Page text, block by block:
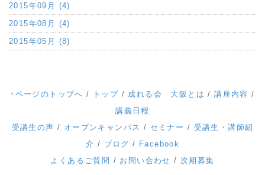
2015年09月 (4)
2015年08月 (4)
2015年05月 (8)
↑ページのトップへ / トップ / 成れる会 大阪とは /講座内容 /
講義日程
受講生の声 / オープンキャンパス / セミナー / 受講生・講師紹
介 / ブログ / Facebook
よくあるご質問 / お問い合わせ / 次期募集